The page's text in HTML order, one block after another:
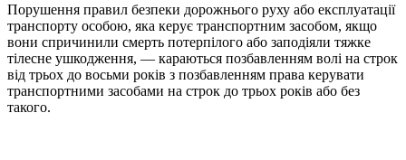
Порушення правил безпеки дорожнього руху або експлуатації
транспорту особою, яка керує транспортним засобом, якщо
вони спричинили смерть потерпілого або заподіяли тяжке
тілесне ушкодження, — караються позбавленням волі на строк
від трьох до восьми років з позбавленням права керувати
транспортними засобами на строк до трьох років або без
такого.